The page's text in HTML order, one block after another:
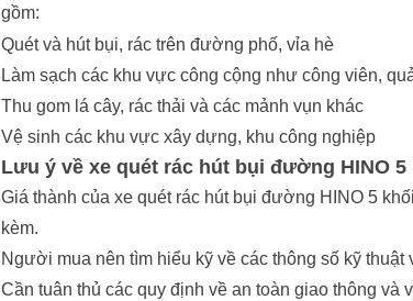
gồm:
Quét và hút bụi, rác trên đường phố, vỉa hè
Làm sạch các khu vực công cộng như công viên,
Thu gom lá cây, rác thải và các mảnh vụn khác
Vệ sinh các khu vực xây dựng, khu công nghiệp
Lưu ý về xe quét rác hút bụi đường HINO 5
Giá thành của xe quét rác hút bụi đường HINO 5
kèm.
Người mua nên tìm hiểu kỹ về các thông số kỹ
Cần tuân thủ các quy định về an toàn giao thông và